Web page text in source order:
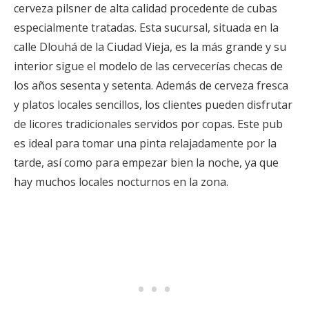
cerveza pilsner de alta calidad procedente de cubas
especialmente tratadas. Esta sucursal, situada en la
calle Dlouhá de la Ciudad Vieja, es la más grande y su
interior sigue el modelo de las cervecerías checas de
los años sesenta y setenta. Además de cerveza fresca
y platos locales sencillos, los clientes pueden disfrutar
de licores tradicionales servidos por copas. Este pub
es ideal para tomar una pinta relajadamente por la
tarde, así como para empezar bien la noche, ya que
hay muchos locales nocturnos en la zona.